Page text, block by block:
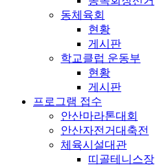
동체육회
현황
게시판
학교클럽 운동부
현황
게시판
프로그램 접수
안산마라톤대회
안산자전거대축전
체육시설대관
띠골테니스장